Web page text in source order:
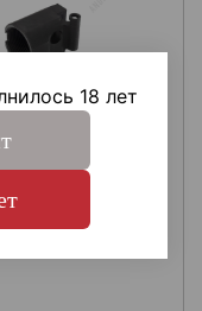
приклада
АКС-74У,
18 лет